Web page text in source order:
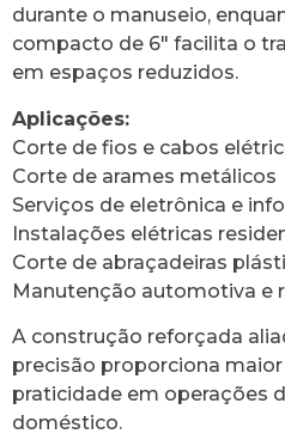
durante o manuseio,
compacto de 6″ facilita o
em espaços reduzidos.
Aplicações:
Corte de fios e cabos
Corte de arames metálicos
Serviços de eletrônica e
Instalações elétricas
Corte de abraçadeiras
Manutenção automotiva e
A construção reforçada
precisão proporciona
praticidade em operações
doméstico.